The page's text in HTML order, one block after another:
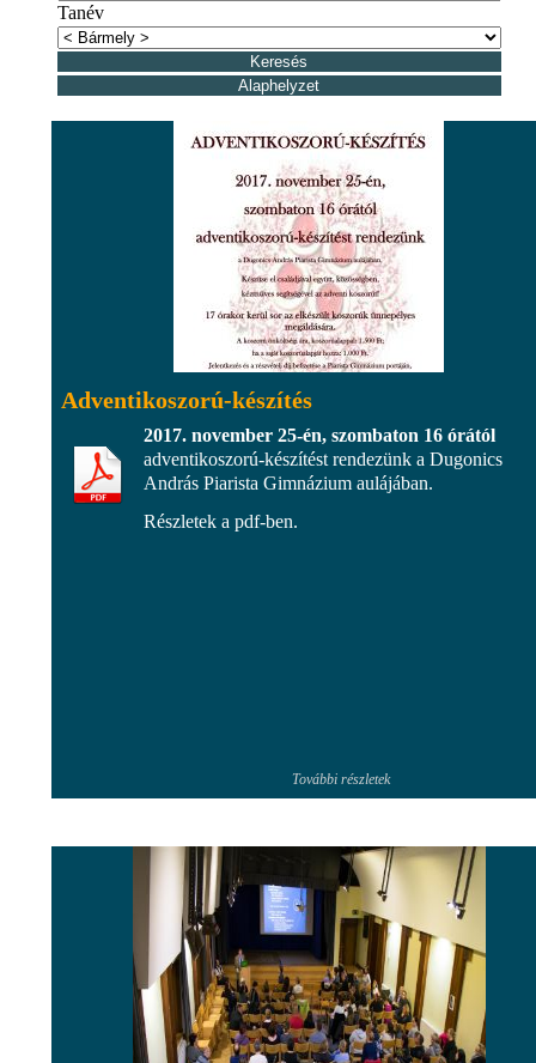
Tanév
Adventikoszorú-készítés
2017. november 25-én, szombaton 16 órától
adventikoszorú-készítést rendezünk a Dugonics
András Piarista Gimnázium aulájában.
Részletek a pdf-ben.
További részletek